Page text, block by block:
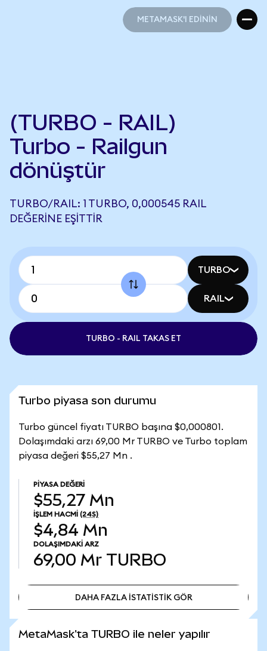
METAMASK'I EDİNİN
(TURBO - RAIL)
Turbo - Railgun
dönüştür
TURBO/RAIL: 1 TURBO, 0,000545 RAIL
DEĞERINE EŞITTIR
TURBO
RAIL
TURBO - RAIL TAKAS ET
Turbo piyasa son durumu
Turbo güncel fiyatı TURBO başına $0,000801.
Dolaşımdaki arzı 69,00 Mr TURBO ve Turbo toplam
piyasa değeri $55,27 Mn .
PIYASA DEĞERI
$55,27 Mn
İŞLEM HACMI (24S)
$4,84 Mn
DOLAŞIMDAKI ARZ
69,00 Mr TURBO
DAHA FAZLA İSTATİSTİK GÖR
MetaMask'ta TURBO ile neler yapılır